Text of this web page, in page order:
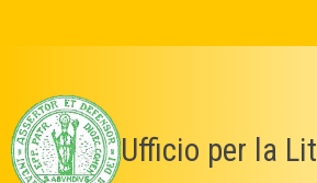
Ufficio per la